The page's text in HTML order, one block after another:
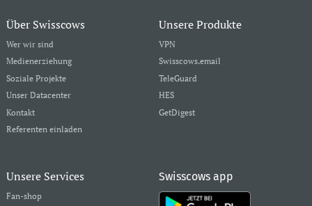
Über Swisscows
Wer wir sind
Medienerziehung
Soziale Projekte
Unser Datacenter
Kontakt
Referenten einladen
Unsere Produkte
VPN
Swisscows.email
TeleGuard
HES
GetDigest
Unsere Services
Fan-shop
Swisscows app